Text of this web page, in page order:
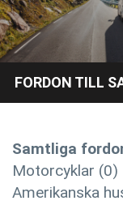
FORDON TILL
Samtliga
Motorcyklar (0)
Amerikanska